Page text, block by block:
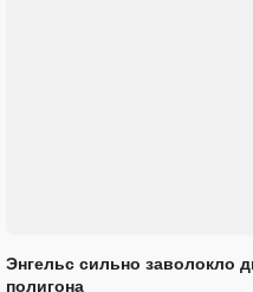
Энгельс сильно заволокло
полигона